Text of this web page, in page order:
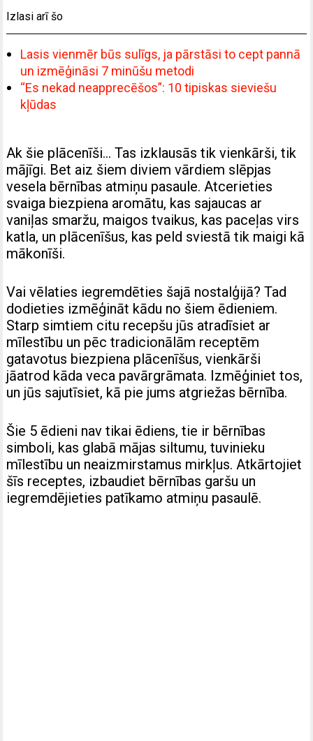
Izlasi arī šo
Lasis vienmēr būs sulīgs, ja pārstāsi to cept pannā
un izmēģināsi 7 minūšu metodi
“Es nekad neapprecēšos”: 10 tipiskas sieviešu
kļūdas
Ak šie plācenīši… Tas izklausās tik vienkārši, tik
mājīgi. Bet aiz šiem diviem vārdiem slēpjas
vesela bērnības atmiņu pasaule. Atcerieties
svaiga biezpiena aromātu, kas sajaucas ar
vaniļas smaržu, maigos tvaikus, kas paceļas virs
katla, un plācenīšus, kas peld sviestā tik maigi kā
mākonīši.
Vai vēlaties iegremdēties šajā nostalģijā? Tad
dodieties izmēģināt kādu no šiem ēdieniem.
Starp simtiem citu recepšu jūs atradīsiet ar
mīlestību un pēc tradicionālām receptēm
gatavotus biezpiena plācenīšus, vienkārši
jāatrod kāda veca pavārgrāmata. Izmēģiniet tos,
un jūs sajutīsiet, kā pie jums atgriežas bērnība.
Šie 5 ēdieni nav tikai ēdiens, tie ir bērnības
simboli, kas glabā mājas siltumu, tuvinieku
mīlestību un neaizmirstamus mirkļus. Atkārtojiet
šīs receptes, izbaudiet bērnības garšu un
iegremdējieties patīkamo atmiņu pasaulē.